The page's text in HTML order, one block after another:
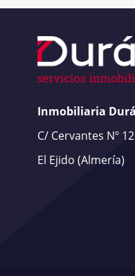
Inmobiliaria
C/ Cervantes Nº
El Ejido (Almería)